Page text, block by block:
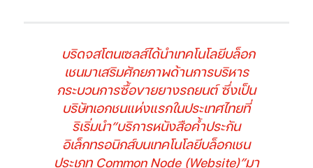
บริดจสโตนเซลส์ได้นำเทคโนโลยีบล็อก
เชนมาเสริมศักยภาพด้านการบริหาร
กระบวนการซื้อขายยางรถยนต์ ซึ่งเป็น
บริษัทเอกชนแห่งแรกในประเทศไทยที่
ริเริ่มนำ“บริการหนังสือค้ำประกัน
อิเล็กทรอนิกส์บนเทคโนโลยีบล็อกเชน
ประเภท Common Node (Website)”มา